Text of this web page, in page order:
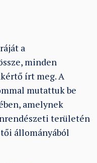
a
minden
írt meg. A
mutattuk be
amelynek
területén
állományából